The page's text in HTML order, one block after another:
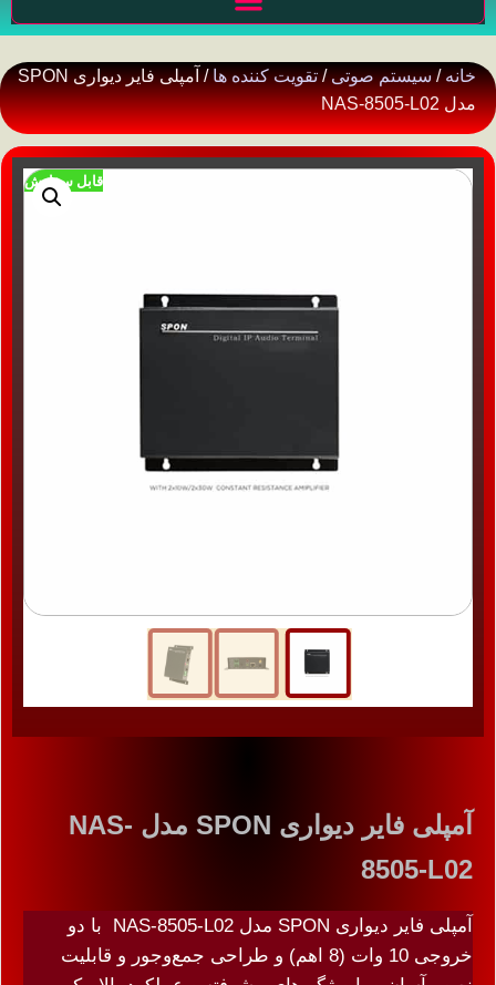
خانه/سیستم صوتی/تقویت کننده ها
/ آمپلی فایر دیواری SPON
مدل NAS-8505-L02
قابل سفارش
آمپلی فایر دیواری SPON مدل NAS-
8505-L02
آمپلی فایر دیواری SPON مدل NAS-8505-L02 با دو
خروجی 10 وات (8 اهم) و طراحی جمع‌وجور و قابلیت